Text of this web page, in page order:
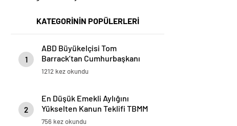
KATEGORİNİN POPÜLERLERİ
1
ABD Büyükelçisi Tom
Barrack’tan Cumhurbaşkanı
Erdoğan’a Teşekkür
1212 kez okundu
2
En Düşük Emekli Aylığını
Yükselten Kanun Teklifi TBMM
Genel Kurulu’nda Kabul Edildi
756 kez okundu